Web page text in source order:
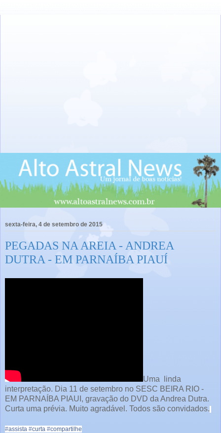
sexta-feira, 4 de setembro de 2015
PEGADAS NA AREIA - ANDREA
DUTRA - EM PARNAÍBA PIAUÍ
Uma linda
interpretação. Dia 11 de setembro no SESC BEIRA RIO -
EM PARNAÍBA PIAUI, gravação do DVD da Andrea Dutra.
Curta uma prévia. Muito agradável. Todos são convidados.
‪#‎assista‬ ‪#‎curta‬ ‪#‎compartilhe‬